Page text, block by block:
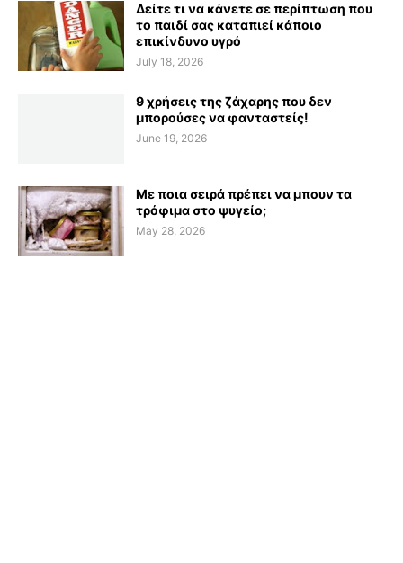
Δείτε τι να κάνετε σε περίπτωση που
το παιδί σας καταπιεί κάποιο
επικίνδυνο υγρό
July 18, 2026
9 χρήσεις της ζάχαρης που δεν
μπορούσες να φανταστείς!
June 19, 2026
Με ποια σειρά πρέπει να μπουν τα
τρόφιμα στο ψυγείο;
May 28, 2026